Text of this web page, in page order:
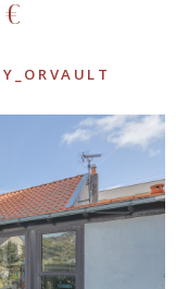
BIEN